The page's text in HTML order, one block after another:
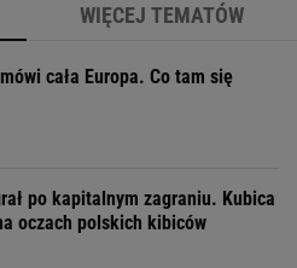
WIĘCEJ TEMATÓW
cała Europa. Co tam się
po kapitalnym zagraniu. Kubica
oczach polskich kibiców